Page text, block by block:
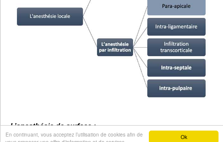
Ok
En continuant, vous acceptez l’utilisation de cookies afin de
L’anesthésie de surface :
Un patient et un opérateur détendus sont le premier gage